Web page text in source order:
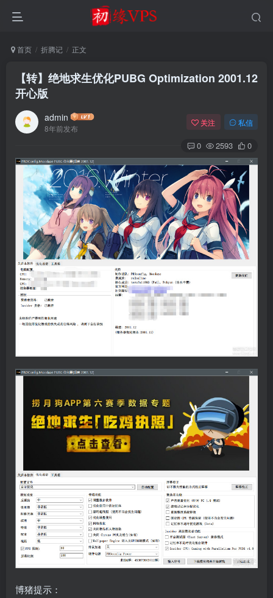
首页 折腾记 正文
【转】绝地求生优化PUBG Optimization 2001.12
开心版
admin
8年前发布
关注 私信
0 2593 0
博猪提示：